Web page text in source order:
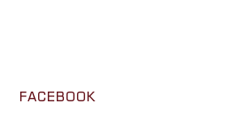
FACEBOOK